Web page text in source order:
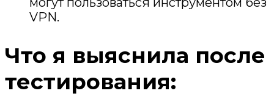
VPN.
Что я выяснила после
тестирования: